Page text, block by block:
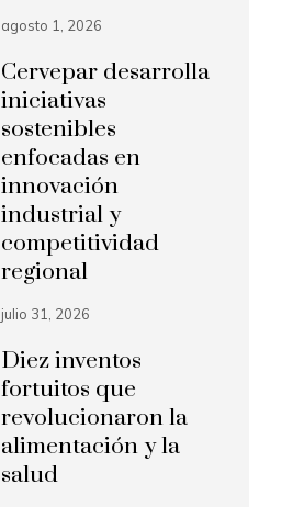
agosto 1, 2026
Cervepar desarrolla
iniciativas
sostenibles
enfocadas en
innovación
industrial y
competitividad
regional
julio 31, 2026
Diez inventos
fortuitos que
revolucionaron la
alimentación y la
salud